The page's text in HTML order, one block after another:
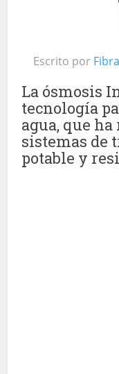
Escrito por
La ósmosis
tecnología
agua, que
sistemas de
potable y